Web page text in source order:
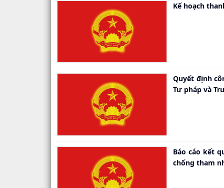
Kế hoạch
Quyết định
Tư pháp và
Báo cáo kết
chống tham